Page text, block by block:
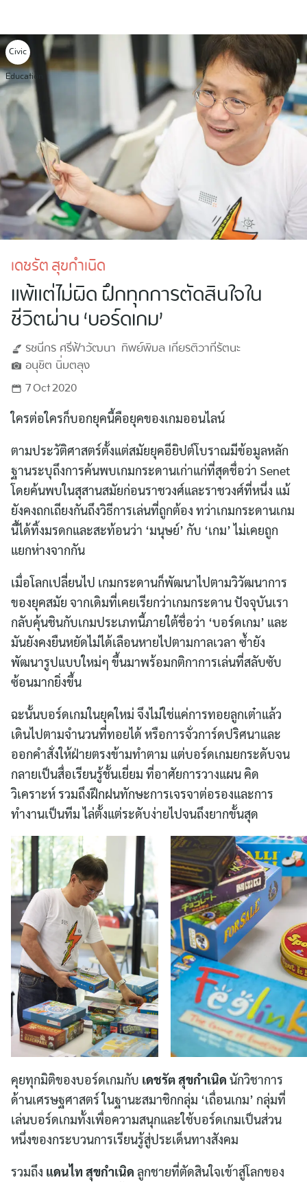
content
Civic
Education
เดชรัต สุขกำเนิด
แพ้แต่ไม่ผิด ฝึกทุกการตัดสินใจใน
ชีวิตผ่าน ‘บอร์ดเกม’
รชนีกรศรีฟ้าวัฒนา ทิพย์พิมลเกียรติวาทีรัตนะ
อนุชิต นิ่มตลุง
7 Oct 2020
ใครต่อใครก็บอกยุคนี้คือยุคของเกมออนไลน์
ตามประวัติศาสตร์ตั้งแต่สมัยยุคอียิปต์โบราณ​มีข้อมูลหลัก
ฐานระบุถึงการค้นพบเกมกระดานเก่าแก่ที่สุดชื่อว่า Senet
โดยค้นพบในสุสานสมัยก่อนราชวงศ์และราชวงศ์ที่หนึ่ง แม้
ยังคงถกเถียงกันถึงวิธีการเล่นที่ถูกต้อง ทว่าเกมกระดานเกม
นี้ได้ทิ้งมรดกและสะท้อนว่า ‘มนุษย์’ กับ ‘เกม’ ไม่เคยถูก
แยกห่างจากกัน
เมื่อโลกเปลี่ยนไป เกมกระดานก็พัฒนาไปตามวิวัฒนาการ
ของยุคสมัย จากเดิมที่เคยเรียกว่าเกมกระดาน ปัจจุบันเรา
กลับคุ้นชินกับเกมประเภทนี้ภายใต้ชื่อว่า ‘บอร์ดเกม’ และ
มันยังคงยืนหยัดไม่ได้เลือนหายไปตามกาลเวลา ซ้ำยัง
พัฒนารูปแบบใหม่ๆ ขึ้นมาพร้อมกติกาการเล่นที่สลับซับ
ซ้อนมากยิ่งขึ้น
ฉะนั้นบอร์ดเกมในยุคใหม่ จึงไม่ใช่แค่การทอยลูกเต๋าแล้ว
เดินไปตามจำนวนที่ทอยได้ หรือการจั่วการ์ดปริศนาและ
ออกคำสั่งให้ฝ่ายตรงข้ามทำตาม แต่บอร์ดเกมยกระดับจน
กลายเป็นสื่อเรียนรู้ชั้นเยี่ยม ที่อาศัยการวางแผน คิด
วิเคราะห์ รวมถึงฝึกฝนทักษะการเจรจาต่อรองและการ
ทำงานเป็นทีม ไล่ตั้งแต่ระดับง่ายไปจนถึงยากขั้นสุด
คุยทุกมิติของบอร์ดเกมกับ เดชรัต สุขกำเนิด นักวิชาการ
ด้านเศรษฐศาสตร์ ในฐานะสมาชิกกลุ่ม ‘เถื่อนเกม’ กลุ่มที่
เล่นบอร์ดเกมทั้งเพื่อความสนุกและใช้บอร์ดเกมเป็นส่วน
หนึ่งของกระบวนการเรียนรู้สู่ประเด็นทางสังคม
รวมถึง แดนไท สุขกำเนิด ลูกชายที่ตัดสินใจเข้าสู่โลกของ